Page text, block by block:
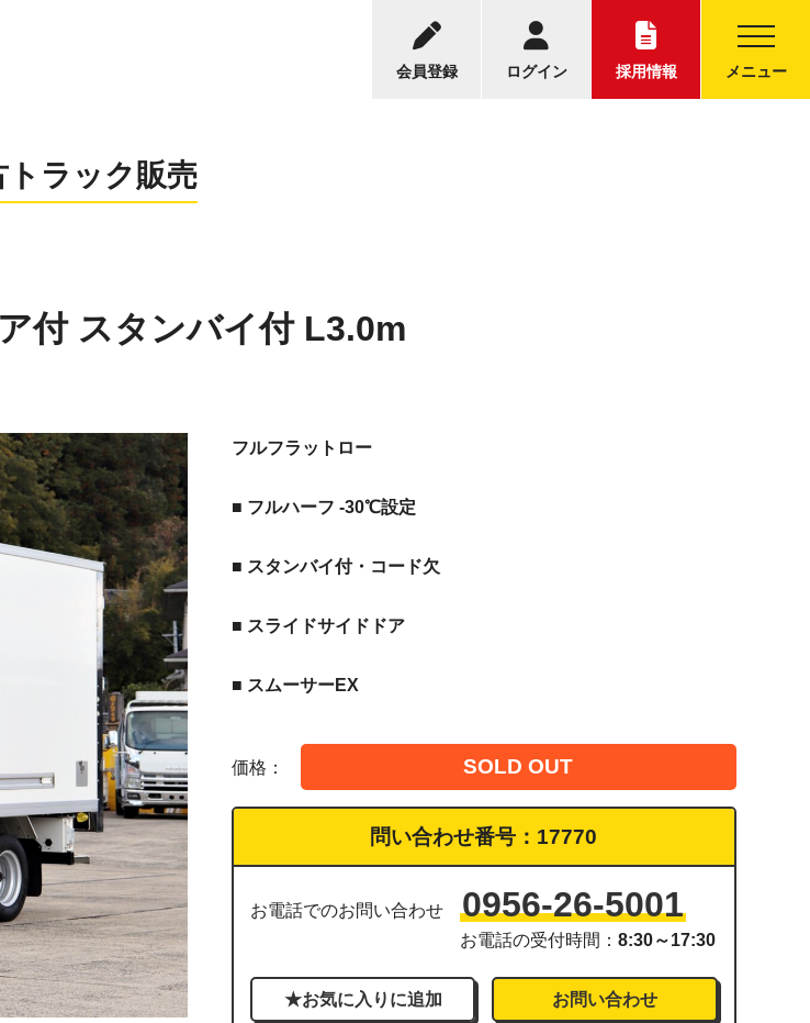
会員登録 ログイン 採用情報 メニュー
お電話の受付時間：8:30～17:30
中古トラックについてのお問い合わせ
トラック販売
付 スタンバイ付 L3.0m
フルフラットロー
■ フルハーフ -30℃設定
■ スタンバイ付・コード欠
■ スライドサイドドア
■ スムーサーEX
価格： SOLD OUT
問い合わせ番号： 17770
お電話でのお問い合わせ 0956-26-5001
お電話の受付時間： 8:30～17:30
お問い合わせ